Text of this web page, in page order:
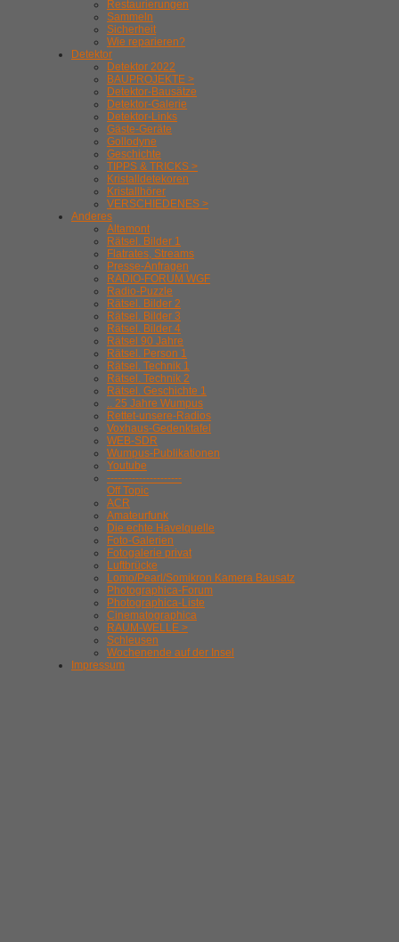
Restaurierungen
Sammeln
Sicherheit
Wie reparieren?
Detektor
Detektor 2022
BAUPROJEKTE >
Detektor-Bausätze
Detektor-Galerie
Detektor-Links
Gäste-Geräte
Gollodyne
Geschichte
TIPPS & TRICKS >
Kristalldetekoren
Kristallhörer
VERSCHIEDENES >
Anderes
Altamont
Rätsel. Bilder 1
Flatrates, Streams
Presse-Anfragen
RADIO-FORUM WGF
Radio-Puzzle
Rätsel. Bilder 2
Rätsel. Bilder 3
Rätsel. Bilder 4
Rätsel 90 Jahre
Rätsel. Person 1
Rätsel. Technik 1
Rätsel. Technik 2
Rätsel. Geschichte 1
.. 25 Jahre Wumpus
Rettet-unsere-Radios
Voxhaus-Gedenktafel
WEB-SDR
Wumpus-Publikationen
Youtube
---------------------
Off Topic
ACR
Amateurfunk
Die echte Havelquelle
Foto-Galerien
Fotogalerie privat
Luftbrücke
Lomo/Pearl/Somikron Kamera Bausatz
Photographica-Forum
Photographica-Liste
Cinematographica
RAUM-WELLE >
Schleusen
Wochenende auf der Insel
Impressum